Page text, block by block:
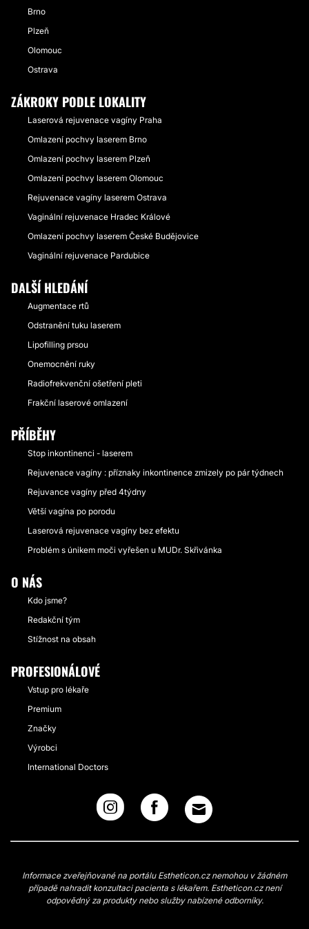
Brno
Plzeň
Olomouc
Ostrava
ZÁKROKY PODLE LOKALITY
Laserová rejuvenace vagíny Praha
Omlazení pochvy laserem Brno
Omlazení pochvy laserem Plzeň
Omlazení pochvy laserem Olomouc
Rejuvenace vagíny laserem Ostrava
Vaginální rejuvenace Hradec Králové
Omlazení pochvy laserem České Budějovice
Vaginální rejuvenace Pardubice
DALŠÍ HLEDÁNÍ
Augmentace rtů
Odstranění tuku laserem
Lipofilling prsou
Onemocnění ruky
Radiofrekvenční ošetření pleti
Frakční laserové omlazení
PŘÍBĚHY
Stop inkontinenci - laserem
Rejuvenace vagíny : příznaky inkontinence zmizely po pár týdnech
Rejuvance vagíny před 4týdny
Větší vagína po porodu
Laserová rejuvenace vagíny bez efektu
Problém s únikem moči vyřešen u MUDr. Skřivánka
O NÁS
Kdo jsme?
Redakční tým
Stížnost na obsah
PROFESIONÁLOVÉ
Vstup pro lékaře
Premium
Značky
Výrobci
International Doctors
Informace zveřejňované na portálu Estheticon.cz nemohou v žádném
případě nahradit konzultaci pacienta s lékařem. Estheticon.cz není
odpovědný za produkty nebo služby nabízené odborníky.